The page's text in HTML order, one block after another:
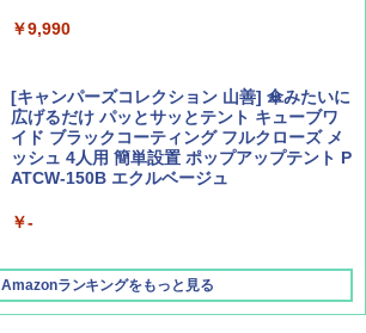
￥1,760
￥1,540
￥9,990
[キャンパーズコレクション 山善] 傘みたいに
広げるだけ パッとサッとテント キューブワ
イド ブラックコーティング フルクローズ メ
ッシュ 4人用 簡単設置 ポップアップテント P
ATCW-150B エクルベージュ
￥-
Amazonランキングをもっと見る